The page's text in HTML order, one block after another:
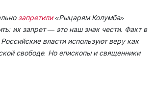
запретили «Рыцарям Колумба»
их запрет — это наш знак чести. Факт в
власти используют веру как
свободе. Но епископы и священники